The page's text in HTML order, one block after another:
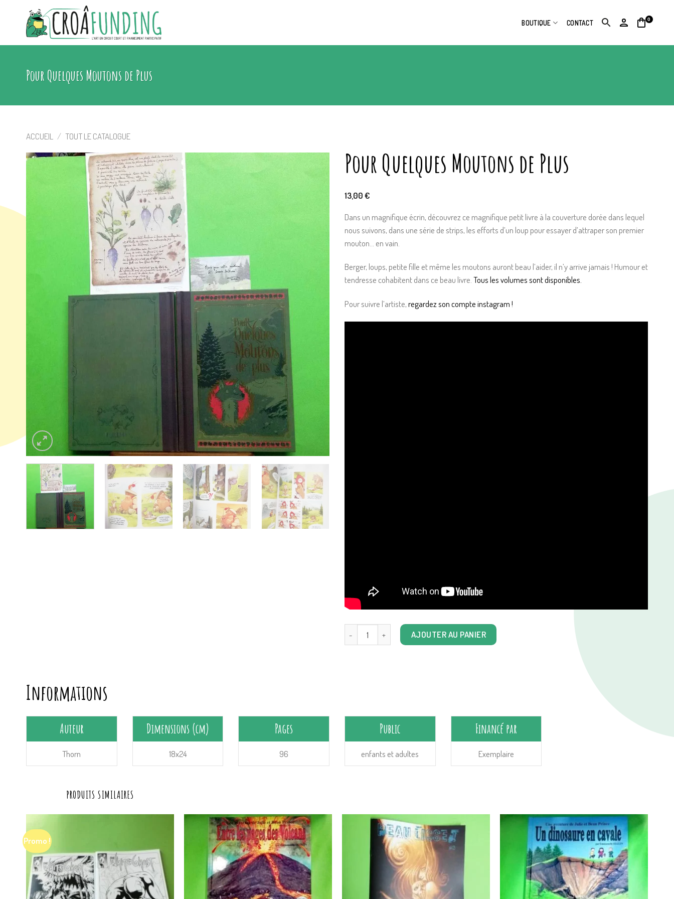
BOUTIQUE CONTACT 0
Pour Quelques Moutons de Plus
ACCUEIL / TOUT LE CATALOGUE
Pour Quelques Moutons de Plus
13,00€
Dans un magnifique écrin, découvrez ce magnifique petit livre à la couverture dorée dans lequel
nous suivons, dans une série de strips, les efforts d’un loup pour essayer d’attraper son premier
mouton… en vain.
Berger, loups, petite fille et même les moutons auront beau l’aider, il n’y arrive jamais ! Humour et
tendresse cohabitent dans ce beau livre.Tous les volumes sont disponibles.
Pour suivre l’artiste,regardez son compte instagram !
quantité de Pour Quelques Moutons de Plus
AJOUTER AU PANIER
Informations
Auteur
Thorn
Dimensions (cm)
18x24
Pages
96
Public
enfants et adultes
Financé par
Exemplaire
PRODUITS SIMILAIRES
Promo !